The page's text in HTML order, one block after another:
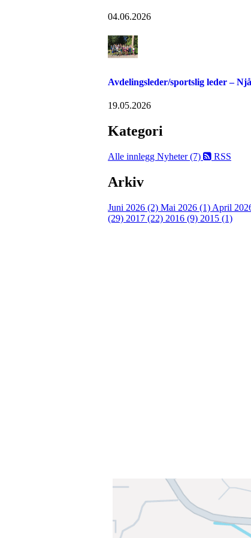
04.06.2026
Avdelingsleder/sportslig leder –
19.05.2026
Kategori
Alle innlegg Nyheter (7) RSS
Arkiv
Juni 2026 (2) Mai 2026 (1) April
(29) 2017 (22) 2016 (9) 2015 (1)